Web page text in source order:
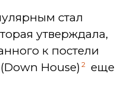
стал
утверждала,
к постели
House) 2
еще